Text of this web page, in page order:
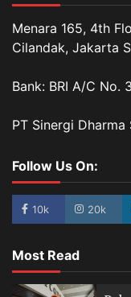
Menara 165, 4th
Cilandak, Jakarta
Bank: BRI A/C No.
PT Sinergi Dharma
Follow Us On:
10k 20k
Most Read